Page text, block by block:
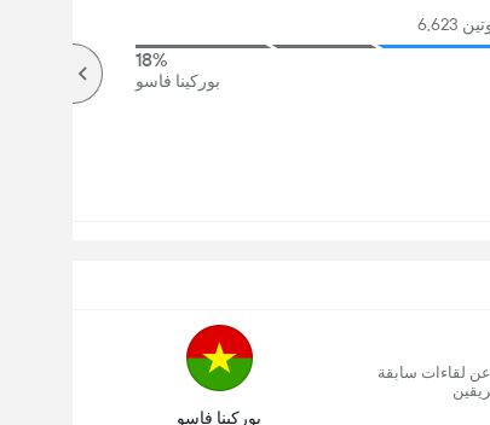
18%
بوركينا فاسو
عن لقاءات سابقة
بوركينا فاسو